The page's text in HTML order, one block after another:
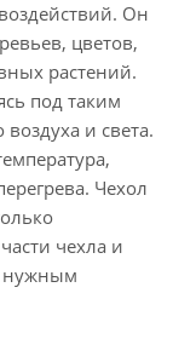
Он
цветов,
растений.
под таким
и света.
Чехол
чехла и
нужным